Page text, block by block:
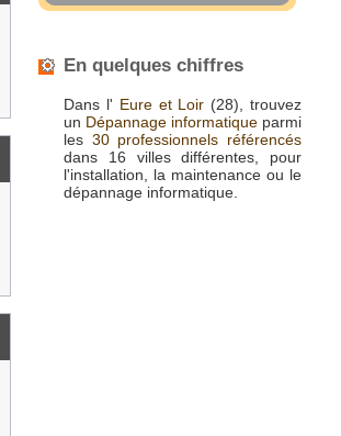
En quelques chiffres
Dans l' Eure et Loir (28), trouvez
un Dépannage informatique parmi
les 30 professionnels référencés
dans 16 villes différentes, pour
l'installation, la maintenance ou le
dépannage informatique.